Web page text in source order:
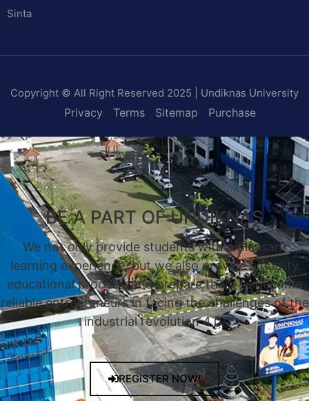
Sinta
Copyright © All Right Reserved 2025 | Undiknas University
Privacy Terms Sitemap Purchase
BE A PART OF UNDIKNAS
We not only provide students with a pleasant
learning experience, but we also provide a quality
educational process, and prepare them to become
reliable entrepreneurs in facing the challenges of the
industrial revolution 4.0.
REGISTER NOW!